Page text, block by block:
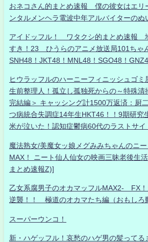
おネコさん的まとめ速報 僕の彼女はエリ
ンタルメンヘラ電波中年アルバイターのぬ
アイドッフル！ ワタクシ的まとめ速報
すき！23 ひうらのアニメ放送局101ちゃ
SNH48！JKT48！MNL48！SGO48！
ヒウラッフルのハーニーフィニッシュゴミ
生前整理人！孤立し孤独死からの～特殊清
完結編＞ キャッシング計1500万返済：厨
つ病統合失調症14年生HKT46！！9期研究
米が泣いた！認知症鬱病60代のラストサイ
魔法熟女/美魔女ッ娘メグみみちゃんのニ
MAX！ ニート仙人仙女の映画三昧老後生
まとめ速報Z)]
乙女系腐男子のオカマッフルMAX2- FX
逆襲！！ 極道のオカマたち編（おもしろ
スーパーウンコ！
新・ハゲッフル！哀愁のハゲ男の髪ってる